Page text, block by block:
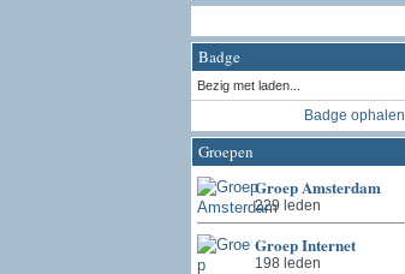
Badge
Bezig met laden...
Badge ophalen
Groepen
Groep Amsterdam
229 leden
Groep Internet
198 leden